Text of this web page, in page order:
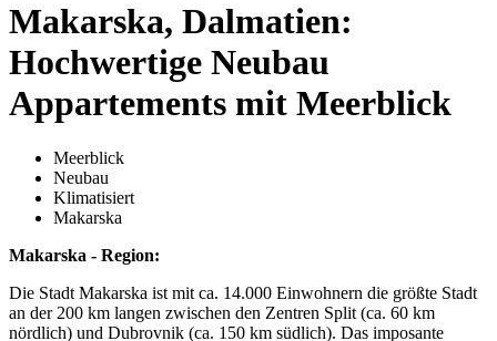
Makarska, Dalmatien:
Hochwertige Neubau
Appartements mit Meerblick
Meerblick
Neubau
Klimatisiert
Makarska
Makarska - Region:
Die Stadt Makarska ist mit ca. 14.000 Einwohnern die größte Stadt
an der 200 km langen zwischen den Zentren Split (ca. 60 km
nördlich) und Dubrovnik (ca. 150 km südlich). Das imposante